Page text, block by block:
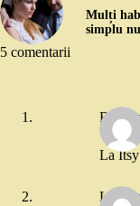
Mulți
simplu
5 comentarii
La